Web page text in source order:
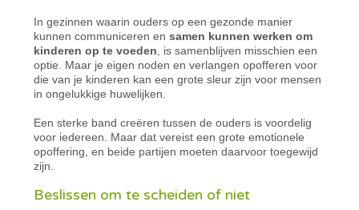
In gezinnen waarin ouders op een gezonde manier
kunnen communiceren ensamen kunnen werken om
kinderen op te voeden , is samenblijven misschien een
optie. Maar je eigen noden en verlangen opofferen voor
die van je kinderen kan een grote sleur zijn voor mensen
in ongelukkige huwelijken.
Een sterke band creëren tussen de ouders is voordelig
voor iedereen. Maar dat vereist een grote emotionele
opoffering, en beide partijen moeten daarvoor toegewijd
zijn.
Beslissen om te scheiden of niet